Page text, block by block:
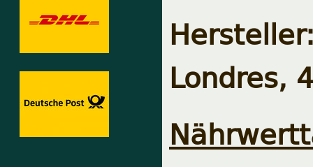
Londres,